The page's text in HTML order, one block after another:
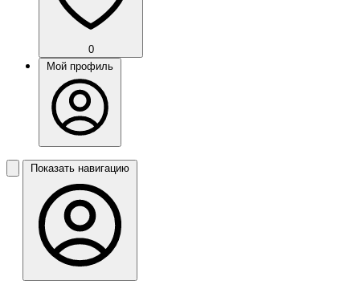
0
Мой профиль
Показать навигацию